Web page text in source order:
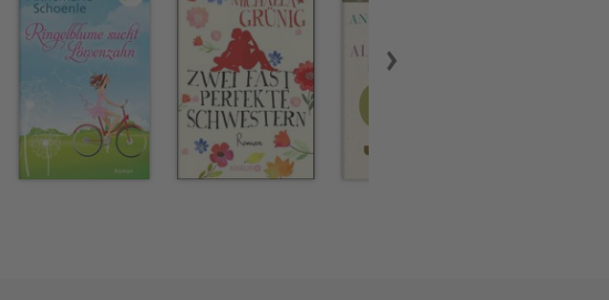
»Valentine heißt man nicht«, »Was
Julies Traum vom Glück«.
Handvoll Glück« (auch erhältlich
Stück vom Leben«, die auch